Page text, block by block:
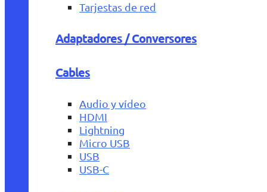
Tarjestas de red
Adaptadores / Conversores
Cables
Audio y vídeo
HDMI
Lightning
Micro USB
USB
USB-C